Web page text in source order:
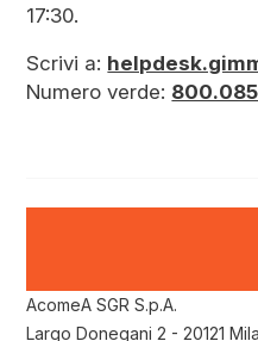
17:30.
Scrivi a:
Numero verde:
AcomeA SGR S.p.A.
Largo Donegani 2 - 20121